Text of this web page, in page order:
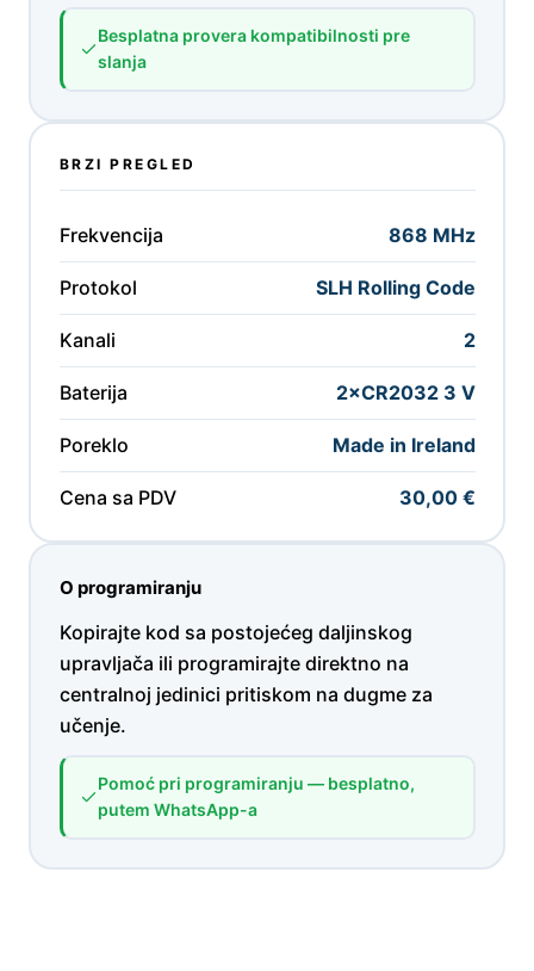
Besplatna provera kompatibilnosti pre
slanja
BRZI PREGLED
Frekvencija 868 MHz
Protokol SLH Rolling Code
Kanali 2
Baterija 2×CR2032 3 V
Poreklo Made in Ireland
Cena sa PDV 30,00 €
O programiranju
Kopirajte kod sa postojećeg daljinskog
upravljača ili programirajte direktno na
centralnoj jedinici pritiskom na dugme za
učenje.
Pomoć pri programiranju — besplatno,
putem WhatsApp-a